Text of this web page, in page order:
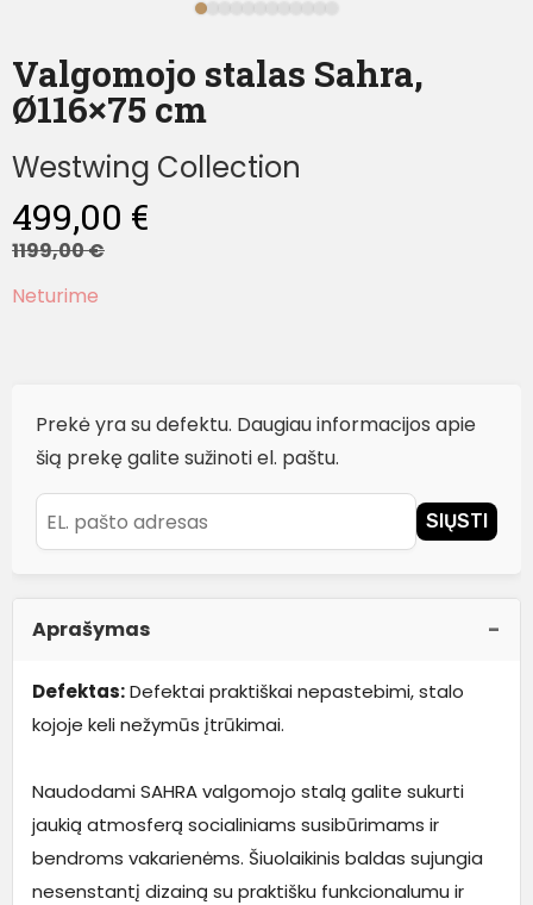
Valgomojo stalas Sahra,
Ø116×75 cm
Westwing Collection
499,00 €
1199,00€
Neturime
Prekė yra su defektu. Daugiau informacijos apie
šią prekę galite sužinoti el. paštu.
SIŲSTI
Aprašymas
Defektas:Defektai praktiškai nepastebimi, stalo
kojoje keli nežymūs įtrūkimai.
Naudodami SAHRA valgomojo stalą galite sukurti
jaukią atmosferą socialiniams susibūrimams ir
bendroms vakarienėms. Šiuolaikinis baldas sujungia
nesenstantį dizainą su praktišku funkcionalumu ir